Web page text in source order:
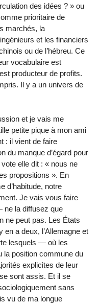
des idées ? » ou
prioritaire de
marchés, la
et les financiers
ou de l’hébreu. Ce
vocabulaire est
producteur de profits.
Il y a un univers de
et je vais me
petite pique à mon ami
: il vient de faire
du manque d’égard pour
elle dit : « nous ne
propositions ». En
d’habitude, notre
Je vais vous faire
ne la diffusez que
ne peut pas. Les États
en a deux, l’Allemagne et
lesquels — où les
la position commune du
explicites de leur
sont assis. Et il se
sans
vu de ma longue